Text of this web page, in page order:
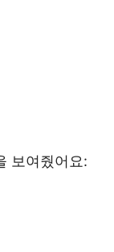
보여줬어요: